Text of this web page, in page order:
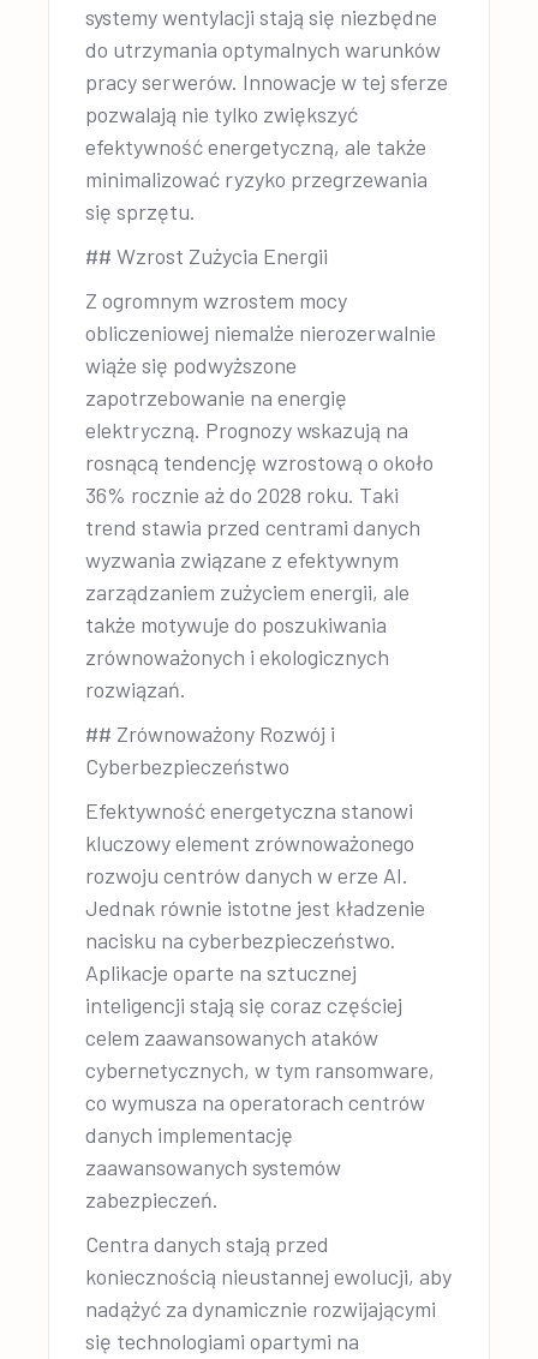
systemy wentylacji stają się niezbędne
do utrzymania optymalnych warunków
pracy serwerów. Innowacje w tej sferze
pozwalają nie tylko zwiększyć
efektywność energetyczną, ale także
minimalizować ryzyko przegrzewania
się sprzętu.
## Wzrost Zużycia Energii
Z ogromnym wzrostem mocy
obliczeniowej niemalże nierozerwalnie
wiąże się podwyższone
zapotrzebowanie na energię
elektryczną. Prognozy wskazują na
rosnącą tendencję wzrostową o około
36% rocznie aż do 2028 roku. Taki
trend stawia przed centrami danych
wyzwania związane z efektywnym
zarządzaniem zużyciem energii, ale
także motywuje do poszukiwania
zrównoważonych i ekologicznych
rozwiązań.
## Zrównoważony Rozwój i
Cyberbezpieczeństwo
Efektywność energetyczna stanowi
kluczowy element zrównoważonego
rozwoju centrów danych w erze AI.
Jednak równie istotne jest kładzenie
nacisku na cyberbezpieczeństwo.
Aplikacje oparte na sztucznej
inteligencji stają się coraz częściej
celem zaawansowanych ataków
cybernetycznych, w tym ransomware,
co wymusza na operatorach centrów
danych implementację
zaawansowanych systemów
zabezpieczeń.
Centra danych stają przed
koniecznością nieustannej ewolucji, aby
nadążyć za dynamicznie rozwijającymi
się technologiami opartymi na